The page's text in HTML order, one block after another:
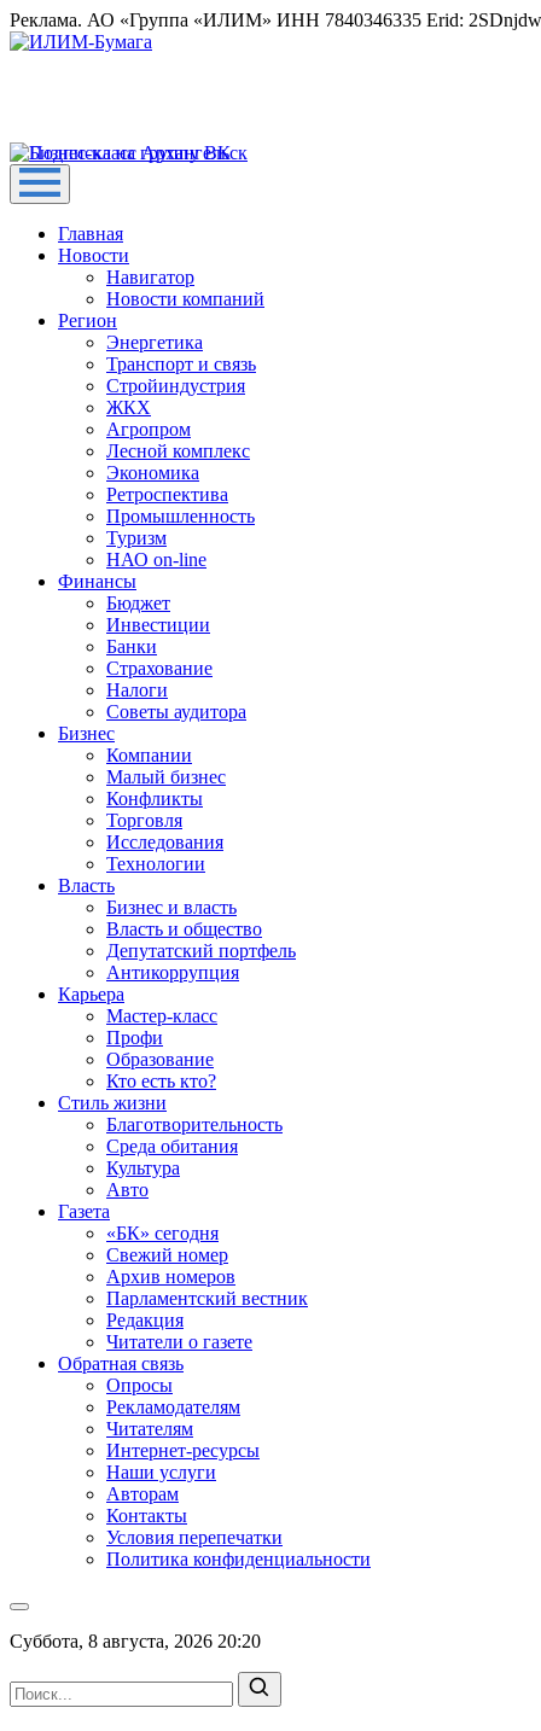
Реклама. АО «Группа «ИЛИМ» ИНН 7840346335 Erid:
Главная
Новости
Навигатор
Новости компаний
Регион
Энергетика
Транспорт и связь
Стройиндустрия
ЖКХ
Агропром
Лесной комплекс
Экономика
Ретроспектива
Промышленность
Туризм
НАО on-line
Финансы
Бюджет
Инвестиции
Банки
Страхование
Налоги
Советы аудитора
Бизнес
Компании
Малый бизнес
Конфликты
Торговля
Исследования
Технологии
Власть
Бизнес и власть
Власть и общество
Депутатский портфель
Антикоррупция
Карьера
Мастер-класс
Профи
Образование
Кто есть кто?
Стиль жизни
Благотворительность
Среда обитания
Культура
Авто
Газета
«БК» сегодня
Свежий номер
Архив номеров
Парламентский вестник
Редакция
Читатели о газете
Обратная связь
Опросы
Рекламодателям
Читателям
Интернет-ресурсы
Наши услуги
Авторам
Контакты
Условия перепечатки
Политика конфиденциальности
Суббота, 8 августа, 2026 20:20